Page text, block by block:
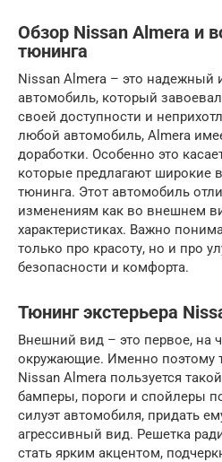
Обзор Nissan Almera и
тюнинга
Nissan Almera – это надежный
автомобиль, который
своей доступности и
любой автомобиль, Almera
доработки. Особенно это
которые предлагают широкие
тюнинга. Этот автомобиль
изменениям как во внешнем
характеристиках. Важно
только про красоту, но и про
безопасности и комфорта.
Тюнинг экстерьера
Внешний вид – это первое, на
окружающие. Именно поэтому
Nissan Almera пользуется
бамперы, пороги и спойлеры
силуэт автомобиля, придать
агрессивный вид. Решетка
стать ярким акцентом,